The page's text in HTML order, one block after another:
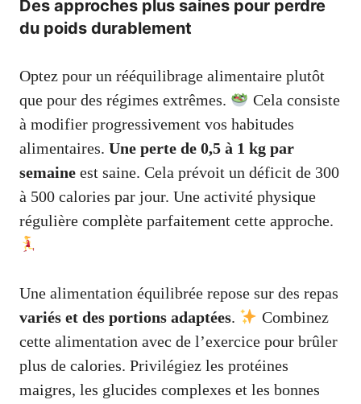
Des approches plus saines pour perdre
du poids durablement
Optez pour un rééquilibrage alimentaire plutôt
que pour des régimes extrêmes.
Cela consiste
à modifier progressivement vos habitudes
alimentaires. Une perte de 0,5 à 1 kg par
semaine est saine. Cela prévoit un déficit de 300
à 500 calories par jour. Une activité physique
régulière complète parfaitement cette approche.
Une alimentation équilibrée repose sur des repas
variés et des portions adaptées.
Combinez
cette alimentation avec de l’exercice pour brûler
plus de calories. Privilégiez les protéines
maigres, les glucides complexes et les bonnes